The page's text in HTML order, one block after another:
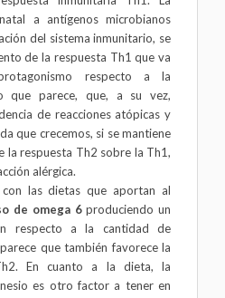
a antígenos microbianos
del sistema inmunitario, se
de la respuesta Th1 que va
respecto a la
que parece, que, a su vez,
de reacciones atópicas y
que crecemos, si se mantiene
la respuesta Th2 sobre la Th1,
alérgica.
las dietas que aportan al
de omega 6produciendo un
respecto a la cantidad de
que también favorece la
En cuanto a la dieta, la
es otro factor a tener en